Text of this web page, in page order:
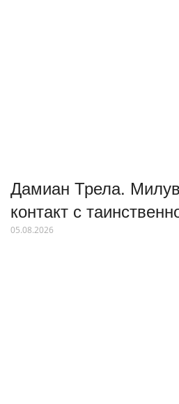
Дамиан Трела.
контакт с
05.08.2026